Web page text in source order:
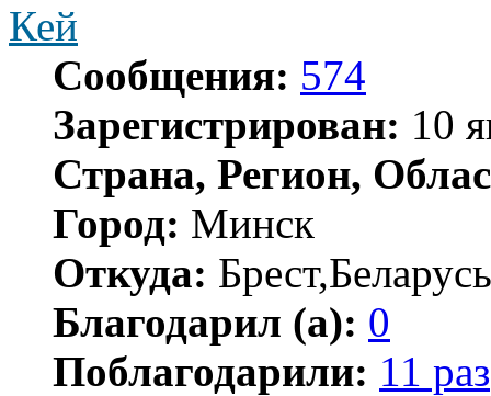
Кей
Сообщения: 574
Зарегистрирован: 10
Страна, Регион,
Город: Минск
Откуда: Брест,Беларусь
Благодарил (а): 0
Поблагодарили: 11 раз